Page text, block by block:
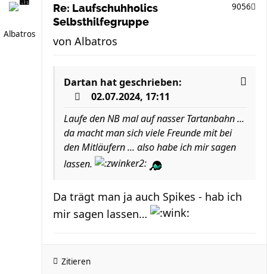
Albatros
Re: Laufschuhholics
Selbsthilfegruppe
9056
von Albatros
Dartan hat geschrieben:
02.07.2024, 17:11
Laufe den NB mal auf nasser Tartanbahn ...
da macht man sich viele Freunde mit bei
den Mitläufern ... also habe ich mir sagen
lassen.
Da trägt man ja auch Spikes - hab ich
mir sagen lassen…
Zitieren